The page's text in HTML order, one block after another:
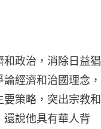
政治，消除日益猖
經濟和治國理念，
策略，突出宗教和
說他具有華人背